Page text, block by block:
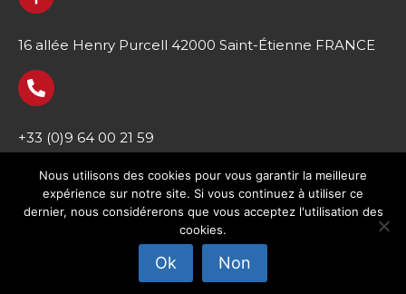
16 allée Henry Purcell 42000 Saint-Étienne FRANCE
+33 (0)9 64 00 21 59
Conditions générales de ventes
Nous utilisons des cookies pour vous garantir la meilleure
expérience sur notre site. Si vous continuez à utiliser ce
dernier, nous considérerons que vous acceptez l'utilisation des
cookies.
Ok Non